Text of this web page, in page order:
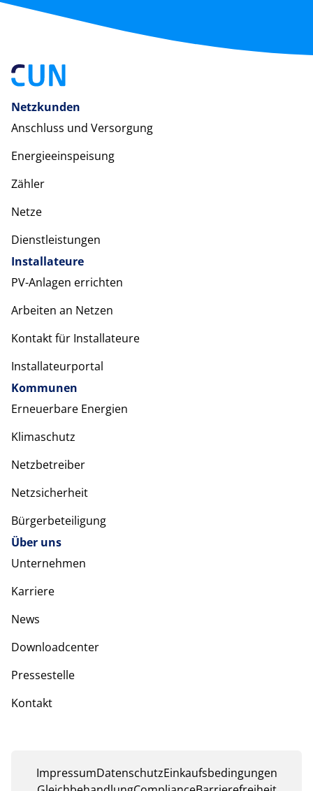
Netzkunden
Anschluss und Versorgung
Energieeinspeisung
Zähler
Netze
Dienstleistungen
Installateure
PV-Anlagen errichten
Arbeiten an Netzen
Kontakt für Installateure
Installateurportal
Kommunen
Erneuerbare Energien
Klimaschutz
Netzbetreiber
Netzsicherheit
Bürgerbeteiligung
Über uns
Unternehmen
Karriere
News
Downloadcenter
Pressestelle
Kontakt
ImpressumDatenschutzEinkaufsbedingungen